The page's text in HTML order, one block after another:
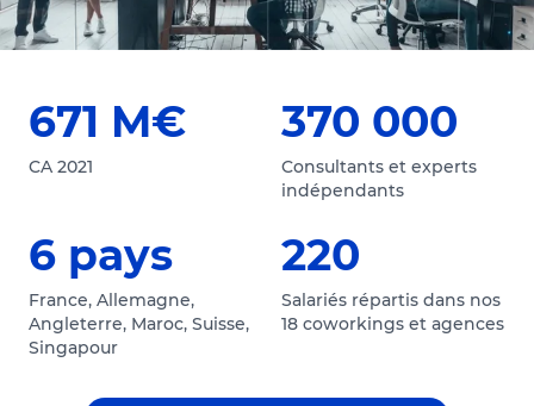
671 M€
CA 2021
370 000
Consultants et experts
indépendants
6 pays
France, Allemagne,
Angleterre, Maroc, Suisse,
Singapour
220
Salariés répartis dans nos
18 coworkings et agences